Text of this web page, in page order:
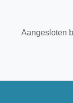
Aangesloten